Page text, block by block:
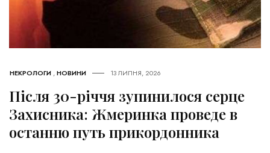
НЕКРОЛОГИ ,НОВИНИ 13 ЛИПНЯ, 2026
Після 30-річчя зупинилося серце
Захисника: Жмеринка проведе в
останню путь прикордонника